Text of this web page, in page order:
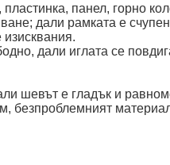
панел, горно
дали рамката е
дали иглата се
шевът е гладък и
безпроблемният